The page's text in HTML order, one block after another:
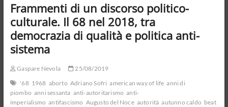
le
stagioni
controverse
del
Frammenti di un discorso politico-
culturale. Il 68 nel 2018, tra
democrazia di qualità e politica anti-
sistema
Gaspare Nevola
25/08/2019
'68 1968 aborto Adriano Sofri american way of life anni di
piombo anni sessanta anti-autoritarismo anti-
imperialismo antifascismo Augusto del Noce autorità autunno caldo beat